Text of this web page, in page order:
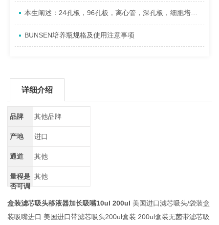
本生阐述：24孔板，96孔板，离心管，深孔板，细胞培养板磁力架
BUNSEN培养瓶规格及使用注意事项
详细介绍
品牌 其他品牌
产地 进口
通道 其他
量程是
否可调
其他
盒装滤芯吸头移液器加长吸嘴10ul 200ul 美国进口滤芯吸头/袋装盒
装吸嘴进口 美国进口带滤芯吸头200ul盒装 200ul盒装无菌带滤芯吸